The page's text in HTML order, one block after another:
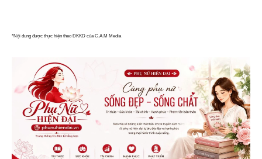
*Nội dung được thực hiện theo ĐKKD của C.A.M Media